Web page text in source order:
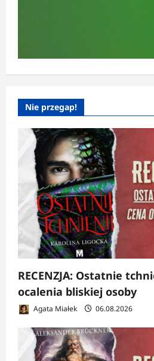
Nie przegap!
RECENZJA: Ostatnie
ocalenia bliskiej osoby
Agata Miałek 06.08.2026